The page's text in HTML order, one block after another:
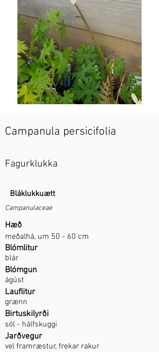
Campanula persicifolia
Fagurklukka
Bláklukkuætt
Campanulaceae
Hæð
meðalhá, um 50 - 60 cm
Blómlitur
blár
Blómgun
ágúst
Lauflitur
grænn
Birtuskilyrði
sól - hálfskuggi
Jarðvegur
vel framræstur, frekar rakur